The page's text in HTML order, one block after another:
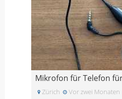
Zürich Vor zwei Monaten